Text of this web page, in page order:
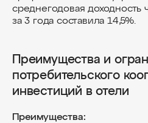
среднегодовая доходность
за 3 года составила 14,5%.
Преимущества и
потребительского
инвестиций в отели
Преимущества: